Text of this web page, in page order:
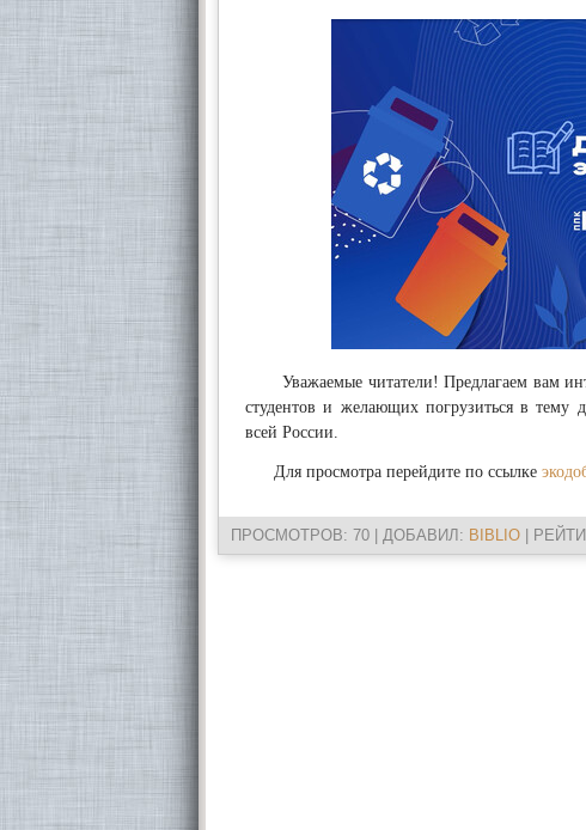
Уважаемые читатели! Предлагаем вам
студентов и желающих погрузиться в тему
всей России.
Для просмотра перейдите по ссылке
ПРОСМОТРОВ: 70 | ДОБАВИЛ: BIBLIO |